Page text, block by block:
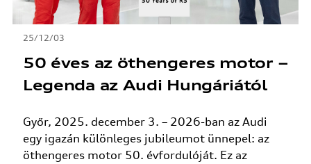
25/12/03
50 éves az öthengeres motor –
Legenda az Audi Hungáriától
Győr, 2025. december 3. – 2026-ban az Audi
egy igazán különleges jubileumot ünnepel: az
öthengeres motor 50. évfordulóját. Ez az